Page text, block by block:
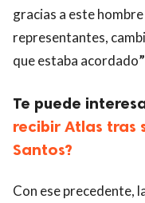
gracias a este
representantes,
que estaba acordado”
Te puede
recibir Atlas tras
Santos?
Con ese precedente,